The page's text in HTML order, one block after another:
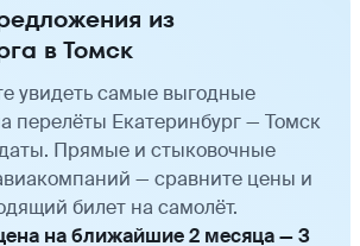
из
в Томск
увидеть самые выгодные
перелёты Екатеринбург — Томск
Прямые и стыковочные
— сравните цены и
билет на самолёт.
на ближайшие 2 месяца — 3